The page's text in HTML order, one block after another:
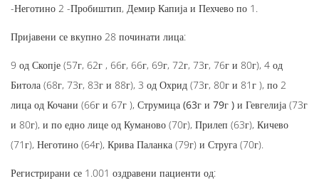
-Неготино 2 -Пробиштип, Демир Капија и Пехчево по 1.
Пријавени се вкупно 28 починати лица:
9 од Скопје (57г, 62г , 66г, 66г, 69г, 72г, 73г, 76г и 80г), 4 од
Битола (68г, 73г, 83г и 88г), 3 од Охрид (73г, 80г и 81г ), по 2
лица од Кочани (66г и 67г ), Струмица (63г и 79г ) и Гевгелија (73г
и 80г), и по едно лице од Куманово (70г), Прилеп (63г), Кичево
(71г), Неготино (64г), Крива Паланка (79г) и Струга (70г).
Регистрирани се 1.001 оздравени пациенти од: